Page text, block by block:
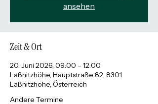
ansehen
Zeit & Ort
20. Juni 2026, 09:00 – 12:00
Laßnitzhöhe, Hauptstraße 82, 8301
Laßnitzhöhe, Österreich
Andere Termine